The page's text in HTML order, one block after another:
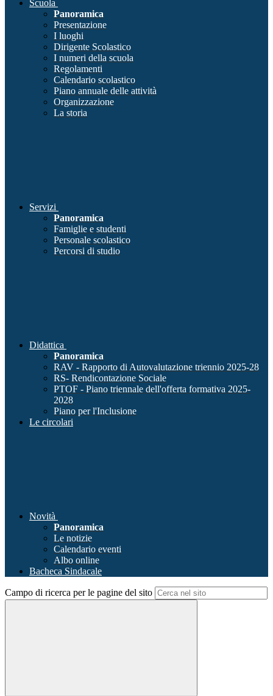
Scuola
Panoramica
Presentazione
I luoghi
Dirigente Scolastico
I numeri della scuola
Regolamenti
Calendario scolastico
Piano annuale delle attività
Organizzazione
La storia
Servizi
Panoramica
Famiglie e studenti
Personale scolastico
Percorsi di studio
Didattica
Panoramica
RAV - Rapporto di Autovalutazione triennio 2025-28
RS- Rendicontazione Sociale
PTOF - Piano triennale dell'offerta formativa 2025-
2028
Piano per l'Inclusione
Le circolari
Novità
Panoramica
Le notizie
Calendario eventi
Albo online
Bacheca Sindacale
Campo di ricerca per le pagine del sito